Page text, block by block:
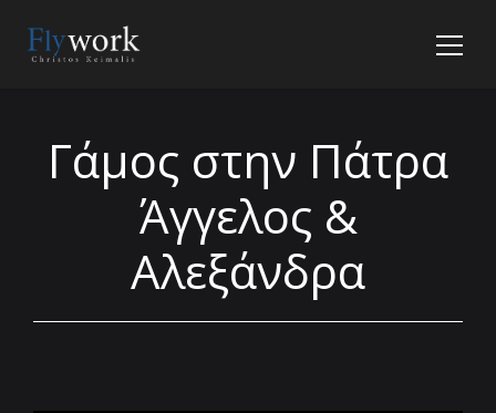
Γάμος στην Πάτρα
Άγγελος &
Αλεξάνδρα